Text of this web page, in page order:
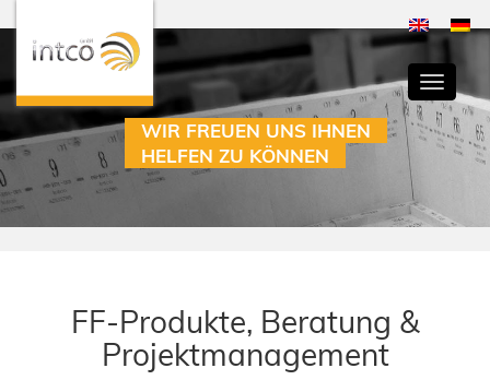
WIR FREUEN UNS IHNEN
HELFEN ZU KÖNNEN
Toggle
FF-Produkte, Beratung &
Projektmanagement